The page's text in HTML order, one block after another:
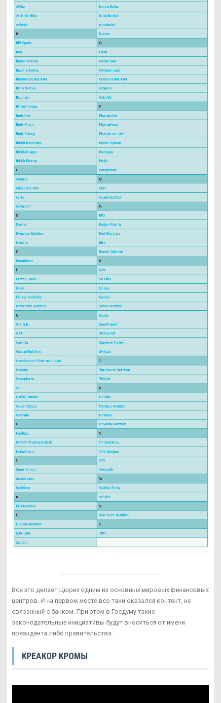
Все это делает Цюрих одним из основных мировых финансовых
центров. И на первом месте все-таки оказался контент, не
связанный с банком. При этом в Госдуму такие
законодательные инициативы будут вноситься от имени
президента либо правительства.
КРЕАКОР КРОМЫ